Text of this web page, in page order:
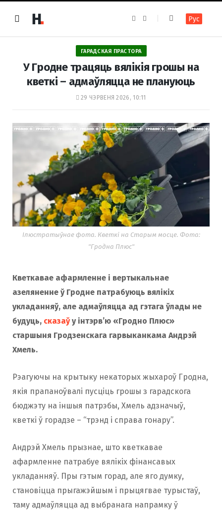
e
b
o
o
k
t
a
r
a
m
Рус
ГАРАДСКАЯ ПРАСТОРА
У Гродне трацяць вялікія грошы на
кветкі – адмаўляцца не плануюць
29 ЧЭРВЕНЯ 2026, 10:11
Ілюстратыўнае фота. Кветкі на Старым мосце. Фота:
"Гродна Плюс"
Кветкавае афармленне і вертыкальнае
азеляненне ў Гродне патрабуюць вялікіх
укладанняў, але адмаўляцца ад гэтага ўлады не
будуць, сказаўу інтэрв’ю «Гродно Плюс»
старшыня Гродзенскага гарвыканкама Андрэй
Хмель.
Рэагуючы на ​​крытыку некаторых жыхароў Гродна,
якія прапаноўвалі пусціць грошы з гарадскога
бюджэту на іншыя патрэбы, Хмель адзначыў,
кветкі ў горадзе – “трэнд і справа гонару”.
Андрэй Хмель прызнае, што кветкавае
афармленне патрабуе вялікіх фінансавых
укладанняў. Пры гэтым горад, але яго думку,
становіцца прыгажэйшым і прыцягвае турыстаў,
таму адмаўляцца ад выбранага напрамку ў